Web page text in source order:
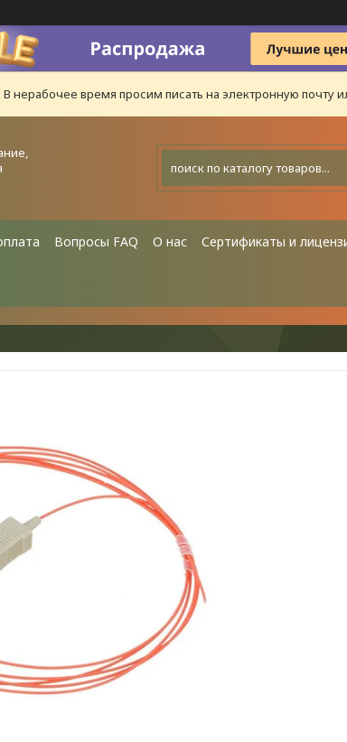
нерабочее время просим писать на электронную почту
Вопросы FAQ О нас Сертификаты и